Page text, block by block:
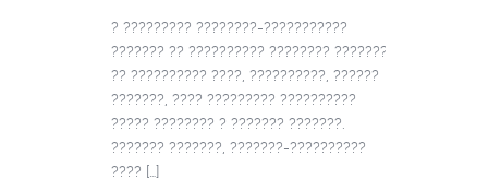
? ????????? ????????-???????????
??????? ?? ?????????? ???????? ???????.
?? ?????????? ????, ??????????, ??????
???????, ???? ????????? ??????????
????? ???????? ? ??????? ???????.
??????? ???????, ???????-??????????
???? […]